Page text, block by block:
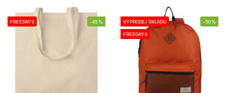
FREEDAYS -45% VÝPRODEJ SKLADU
FREEDAYS
-50%